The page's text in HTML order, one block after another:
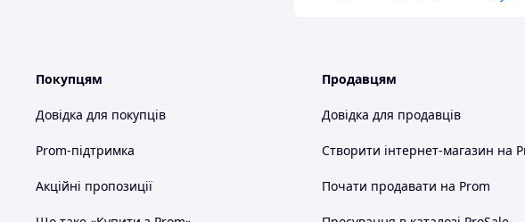
Покупцям
Довідка для покупців
Prom-підтримка
Акційні пропозиції
Продавцям
Довідка для продавців
Створити інтернет-магазин на
Почати продавати на Prom